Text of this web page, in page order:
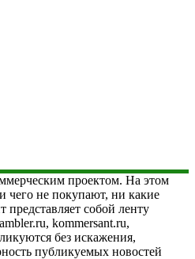
проектом. На этом
чего не покупают, ни какие
представляет собой ленту
kommersant.ru,
без искажения,
публикуемых новостей